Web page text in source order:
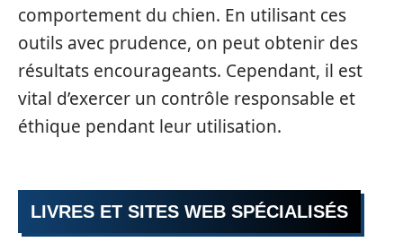
comportement du chien. En utilisant ces
outils avec prudence, on peut obtenir des
résultats encourageants. Cependant, il est
vital d’exercer un contrôle responsable et
éthique pendant leur utilisation.
LIVRES ET SITES WEB SPÉCIALISÉS